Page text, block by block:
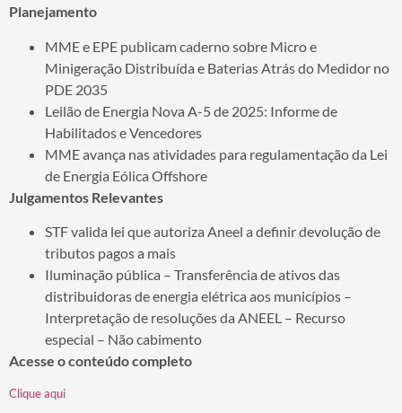
Planejamento
MME e EPE publicam caderno sobre Micro e
Minigeração Distribuída e Baterias Atrás do Medidor no
PDE 2035
Leilão de Energia Nova A-5 de 2025: Informe de
Habilitados e Vencedores
MME avança nas atividades para regulamentação da Lei
de Energia Eólica Offshore
Julgamentos Relevantes
STF valida lei que autoriza Aneel a definir devolução de
tributos pagos a mais
Iluminação pública – Transferência de ativos das
distribuidoras de energia elétrica aos municípios –
Interpretação de resoluções da ANEEL – Recurso
especial – Não cabimento
Acesse o conteúdo completo
Clique aqui